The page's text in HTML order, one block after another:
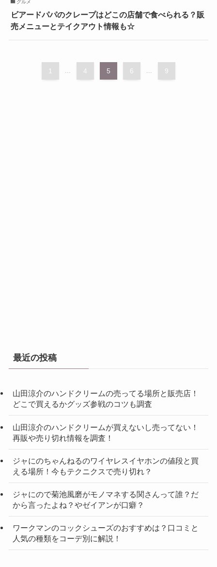
グルメ
ビアードパパのクレープはどこの店舗で食べられる？販
売メニューとテイクアウト情報も☆
1 4 5 6 9
最近の投稿
山田涼介のハンドクリームの売ってる場所と販売店！
どこで買えるかグッズ参戦のコツも調査
山田涼介のハンドクリームが買えないし売ってない！
再販や売り切れ情報を調査！
ジャにのちゃんねるのワイヤレスイヤホンの値段と買
える場所！今もテクニクスで売り切れ？
ジャにので菊池風磨がモノマネする関さんって誰？だ
から言ったよね？やゼイアンが口癖？
ワークマンのコックシューズのおすすめは？口コミと
人気の種類をコーデ別に解説！